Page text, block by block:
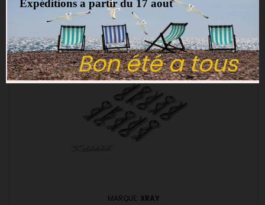
Ajouter au panier
MARQUE: XRAY
favorite_border
Bon été a tous
Expéditions a partir du 17 aout